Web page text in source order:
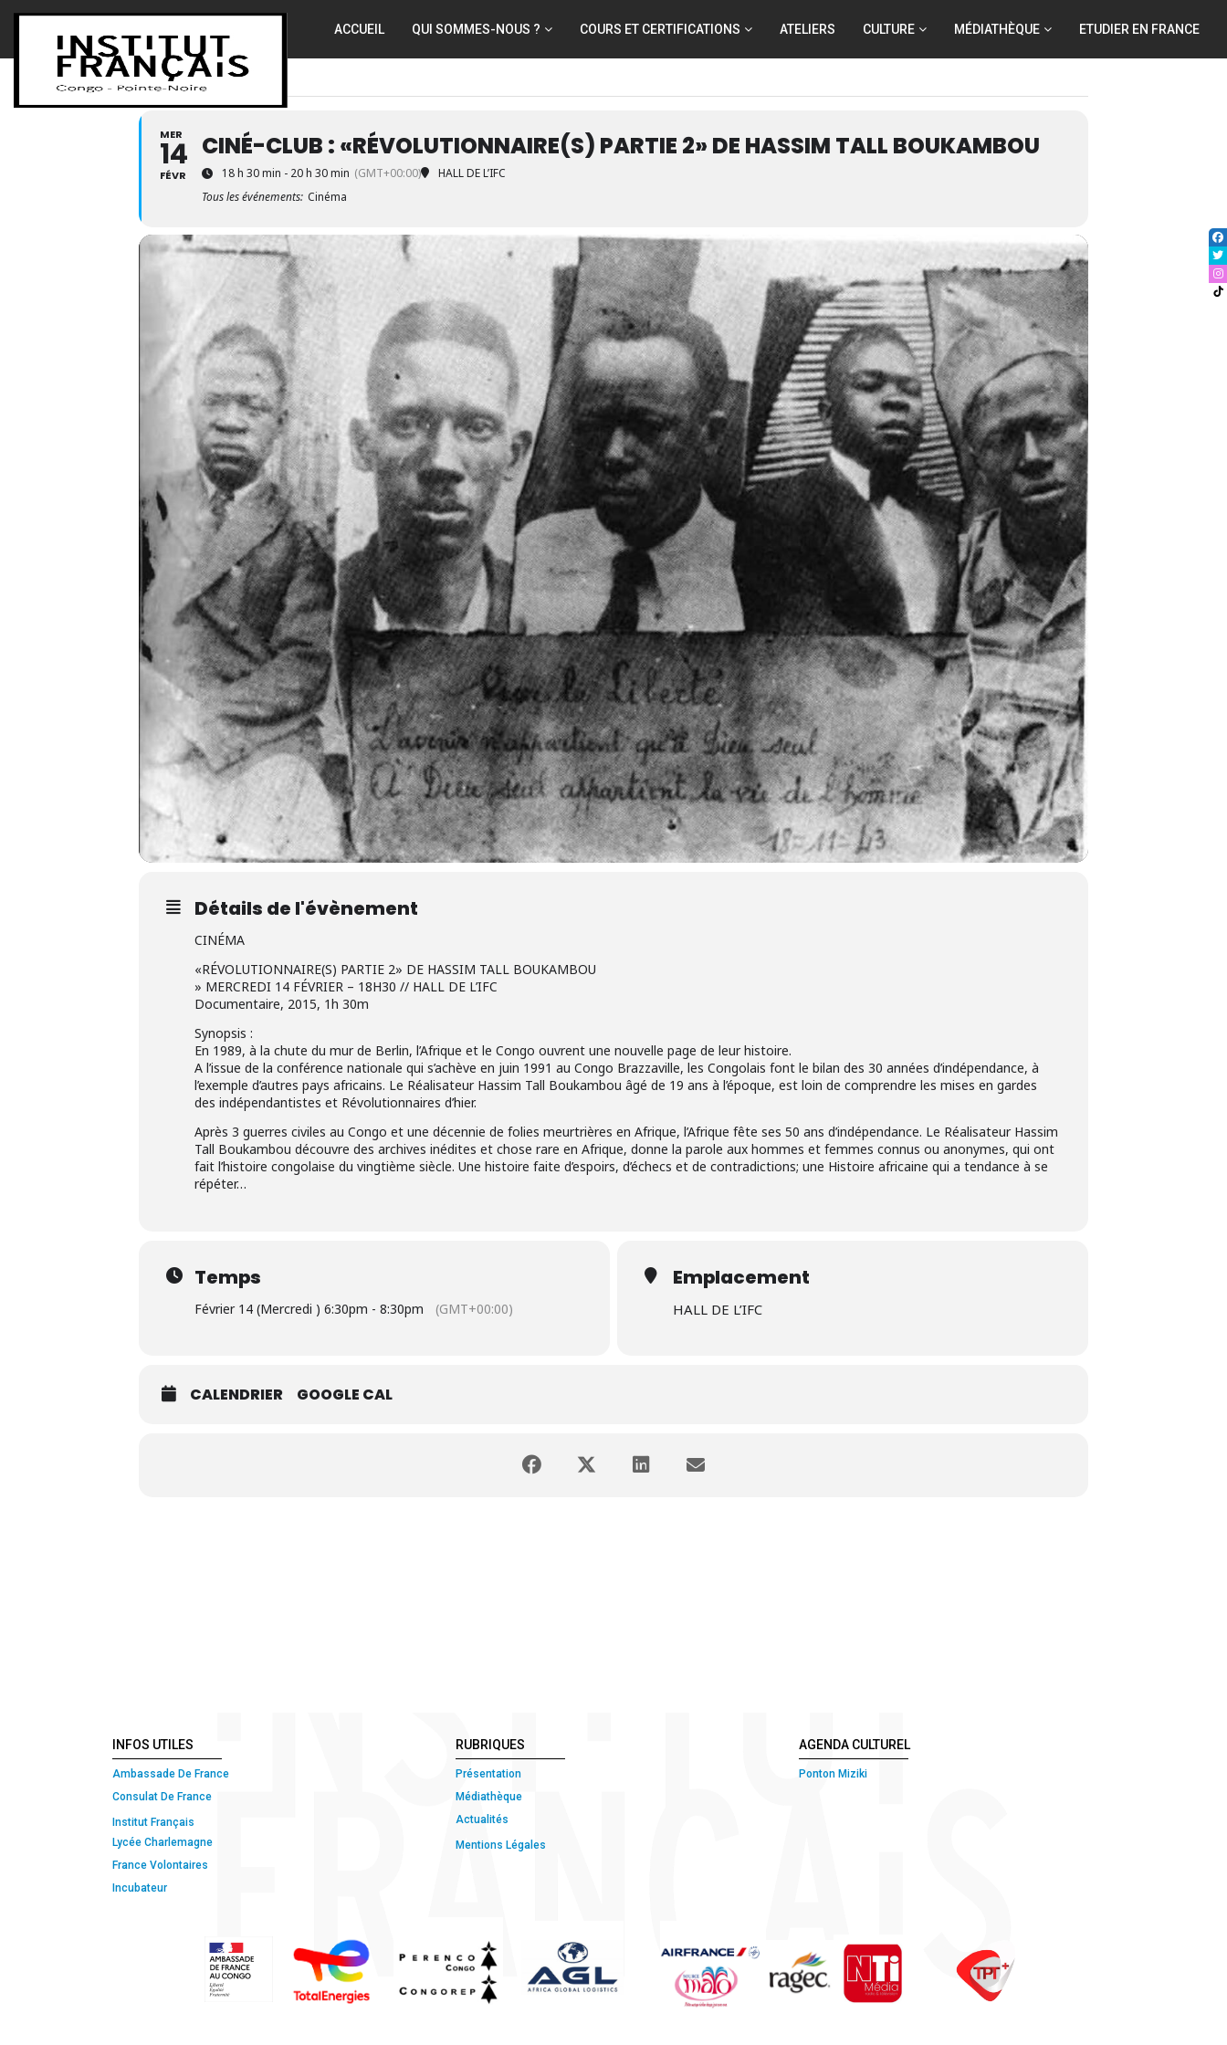
ACCUEIL QUI SOMMES-NOUS ? COURS ET CERTIFICATIONS ATELIERS CULTURE MÉDIATHÈQUE ETUDIER EN FRANCE
MER
14
FÉVR
CINÉ-CLUB : «RÉVOLUTIONNAIRE(S) PARTIE 2» DE HASSIM TALL BOUKAMBOU
18 h 30 min - 20 h 30 min (GMT+00:00)
HALL DE L’IFC
Tous les événements: Cinéma
Détails de l'évènement
CINÉMA
«RÉVOLUTIONNAIRE(S) PARTIE 2» DE HASSIM TALL BOUKAMBOU
» MERCREDI 14 FÉVRIER – 18H30 // HALL DE L’IFC
Documentaire, 2015, 1h 30m
Synopsis :
En 1989, à la chute du mur de Berlin, l’Afrique et le Congo ouvrent une nouvelle page de leur histoire.
A l’issue de la conférence nationale qui s’achève en juin 1991 au Congo Brazzaville, les Congolais font le bilan des 30 années d’indépendance, à
l’exemple d’autres pays africains. Le Réalisateur Hassim Tall Boukambou âgé de 19 ans à l’époque, est loin de comprendre les mises en gardes
des indépendantistes et Révolutionnaires d’hier.
Après 3 guerres civiles au Congo et une décennie de folies meurtrières en Afrique, l’Afrique fête ses 50 ans d’indépendance. Le Réalisateur Hassim
Tall Boukambou découvre des archives inédites et chose rare en Afrique, donne la parole aux hommes et femmes connus ou anonymes, qui ont
fait l’histoire congolaise du vingtième siècle. Une histoire faite d’espoirs, d’échecs et de contradictions; une Histoire africaine qui a tendance à se
répéter…
Temps
Février 14 (Mercredi ) 6:30pm - 8:30pm (GMT+00:00)
Emplacement
HALL DE L’IFC
CALENDRIER GOOGLE CAL
INFOS UTILES
Ambassade De France
Consulat De France
Institut Français
Lycée Charlemagne
France Volontaires
Incubateur
RUBRIQUES
Présentation
Médiathèque
Actualités
Mentions Légales
AGENDA CULTUREL
Ponton Miziki